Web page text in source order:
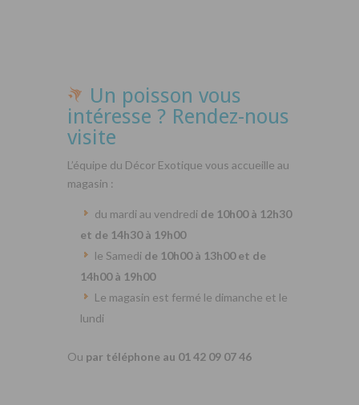
Un poisson vous
intéresse ? Rendez-nous
visite
L’équipe du Décor Exotique vous accueille au
magasin :
du mardi au vendredi de 10h00 à 12h30
et de 14h30 à 19h00
le Samedi de 10h00 à 13h00 et de
14h00 à 19h00
Le magasin est fermé le dimanche et le
lundi
Ou par téléphone au 01 42 09 07 46